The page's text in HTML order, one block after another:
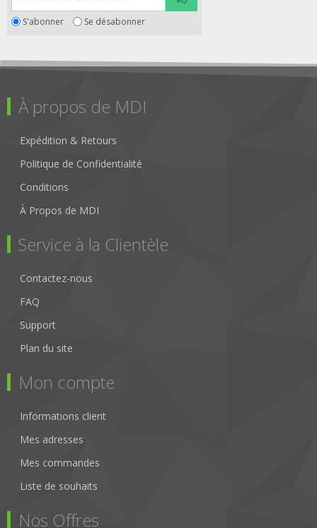
S'abonner Se désabonner
À propos de MDI
Expédition & Retours
Politique de Confidentialité
Conditions
À Propos de MDI
Service à la Clientèle
Contactez-nous
FAQ
Support
Plan du site
Mon compte
Informations client
Mes adresses
Mes commandes
Liste de souhaits
Nos Offres